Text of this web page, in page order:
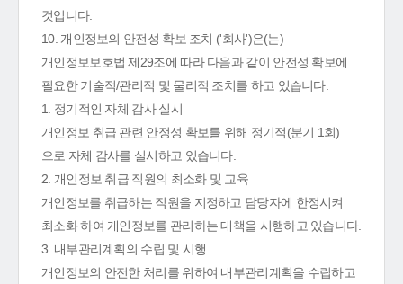
것입니다.
10. 개인정보의 안전성 확보 조치 ('회사')은(는)
개인정보보호법 제29조에 따라 다음과 같이 안전성 확보에
필요한 기술적/관리적 및 물리적 조치를 하고 있습니다.
1. 정기적인 자체 감사 실시
개인정보 취급 관련 안정성 확보를 위해 정기적(분기 1회)
으로 자체 감사를 실시하고 있습니다.
2. 개인정보 취급 직원의 최소화 및 교육
개인정보를 취급하는 직원을 지정하고 담당자에 한정시켜
최소화 하여 개인정보를 관리하는 대책을 시행하고 있습니다.
3. 내부관리계획의 수립 및 시행
개인정보의 안전한 처리를 위하여 내부관리계획을 수립하고